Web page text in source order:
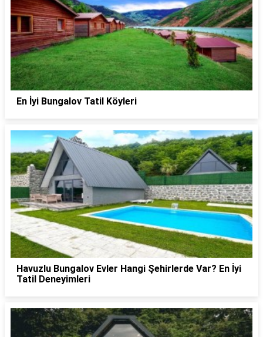
En İyi Bungalov Tatil Köyleri
Havuzlu Bungalov Evler Hangi Şehirlerde Var? En İyi
Tatil Deneyimleri